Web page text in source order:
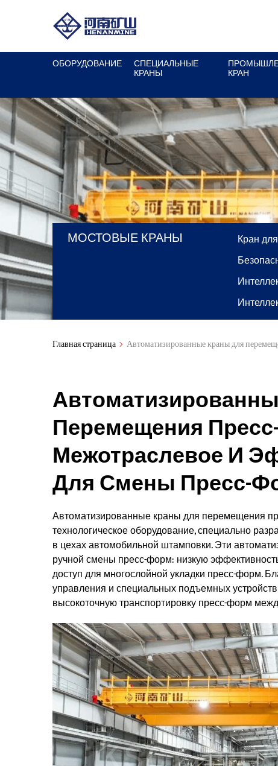
ОБОРУДОВАНИЕ
СПЕЦИАЛЬНЫЕ
КРАНЫ КРАН
МОСТОВЫЕ КРАНЫ
Кран
Главная страница Автоматизированные краны для
Перемещения
Межотраслевое И
Для Смены Пресс-
Автоматизированные краны для перемещения
технологическое оборудование, специально
в цехах автомобильной штамповки. Эти
ручной смены пресс-форм: низкую
доступ для многослойной укладки пресс-форм.
управления и специальных подъемных
высокоточную транспортировку пресс-форм